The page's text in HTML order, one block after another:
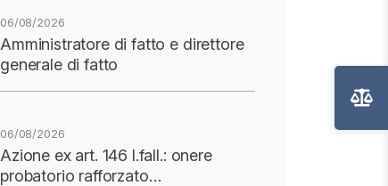
06/08/2026
Amministratore di fatto e direttore
generale di fatto
06/08/2026
Azione ex art. 146 l.fall.: onere
probatorio rafforzato…